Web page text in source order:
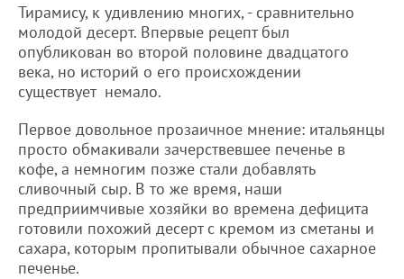
Тирамису, к удивлению многих, - сравнительно
молодой десерт. Впервые рецепт был
опубликован во второй половине двадцатого
века, но историй о его происхождении
существует немало.
Первое довольное прозаичное мнение: итальянцы
просто обмакивали зачерствевшее печенье в
кофе, а немногим позже стали добавлять
сливочный сыр. В то же время, наши
предприимчивые хозяйки во времена дефицита
готовили похожий десерт с кремом из сметаны и
сахара, которым пропитывали обычное сахарное
печенье.